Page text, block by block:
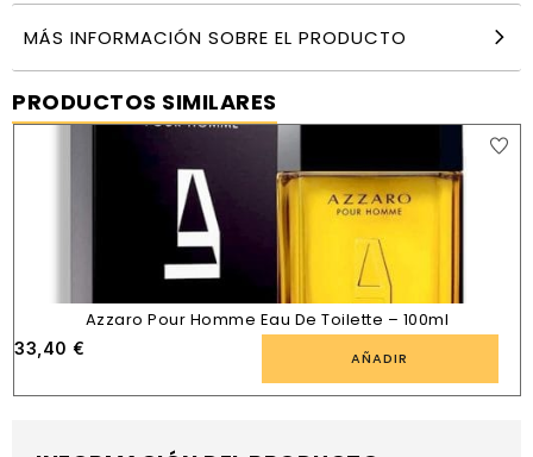
MÁS INFORMACIÓN SOBRE EL PRODUCTO
PRODUCTOS SIMILARES
Azzaro Pour Homme Eau De Toilette – 100ml
33,40 € AÑADIR